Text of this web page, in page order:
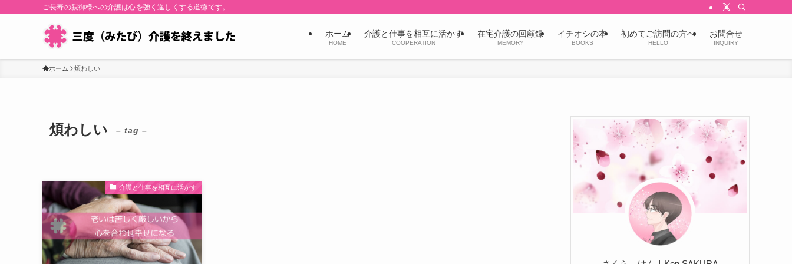
ご長寿の親御様への介護は心を強く逞しくする道徳です。
ホーム
HOME
介護と仕事を相互に活かす
COOPERATION
在宅介護の回顧録
MEMORY
イチオシの本
BOOKS
初めてご訪問の方へ
HELLO
お問合せ
INQUIRY
ホーム 煩わしい
煩わしい – tag –
介護と仕事を相互に活かす